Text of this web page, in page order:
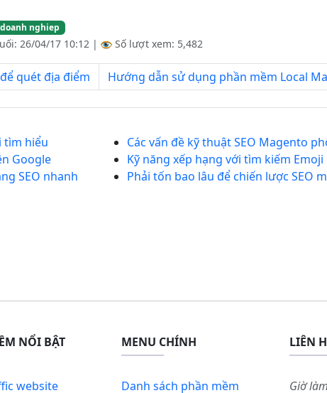
nghiep
26/04/17 10:12 | Số lượt xem: 5,482
quét địa điểm Hướng dẫn sử dụng phần mềm Local
tìm hiểu
Google
SEO nhanh
Các vấn đề kỹ thuật SEO Magento
Kỹ năng xếp hạng với tìm kiếm Emoji
Phải tốn bao lâu để chiến lược SEO
NỔI BẬT
website
MENU CHÍNH
Danh sách phần mềm
LIÊN
Giờ